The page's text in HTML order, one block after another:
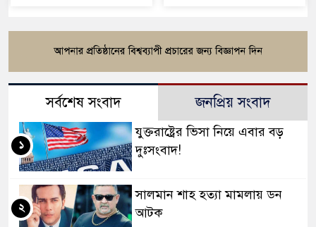
সর্বশেষ সংবাদ জনপ্রিয় সংবাদ
যুক্তরাষ্ট্রের ভিসা নিয়ে এবার বড়
দুঃসংবাদ!
১
সালমান শাহ হত্যা মামলায় ডন
আটক
২